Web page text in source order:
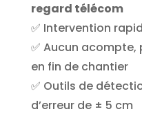
regard télécom
✅ Intervention
✅ Aucun
en fin de chantier
✅ Outils de
d’erreur de ± 5 cm